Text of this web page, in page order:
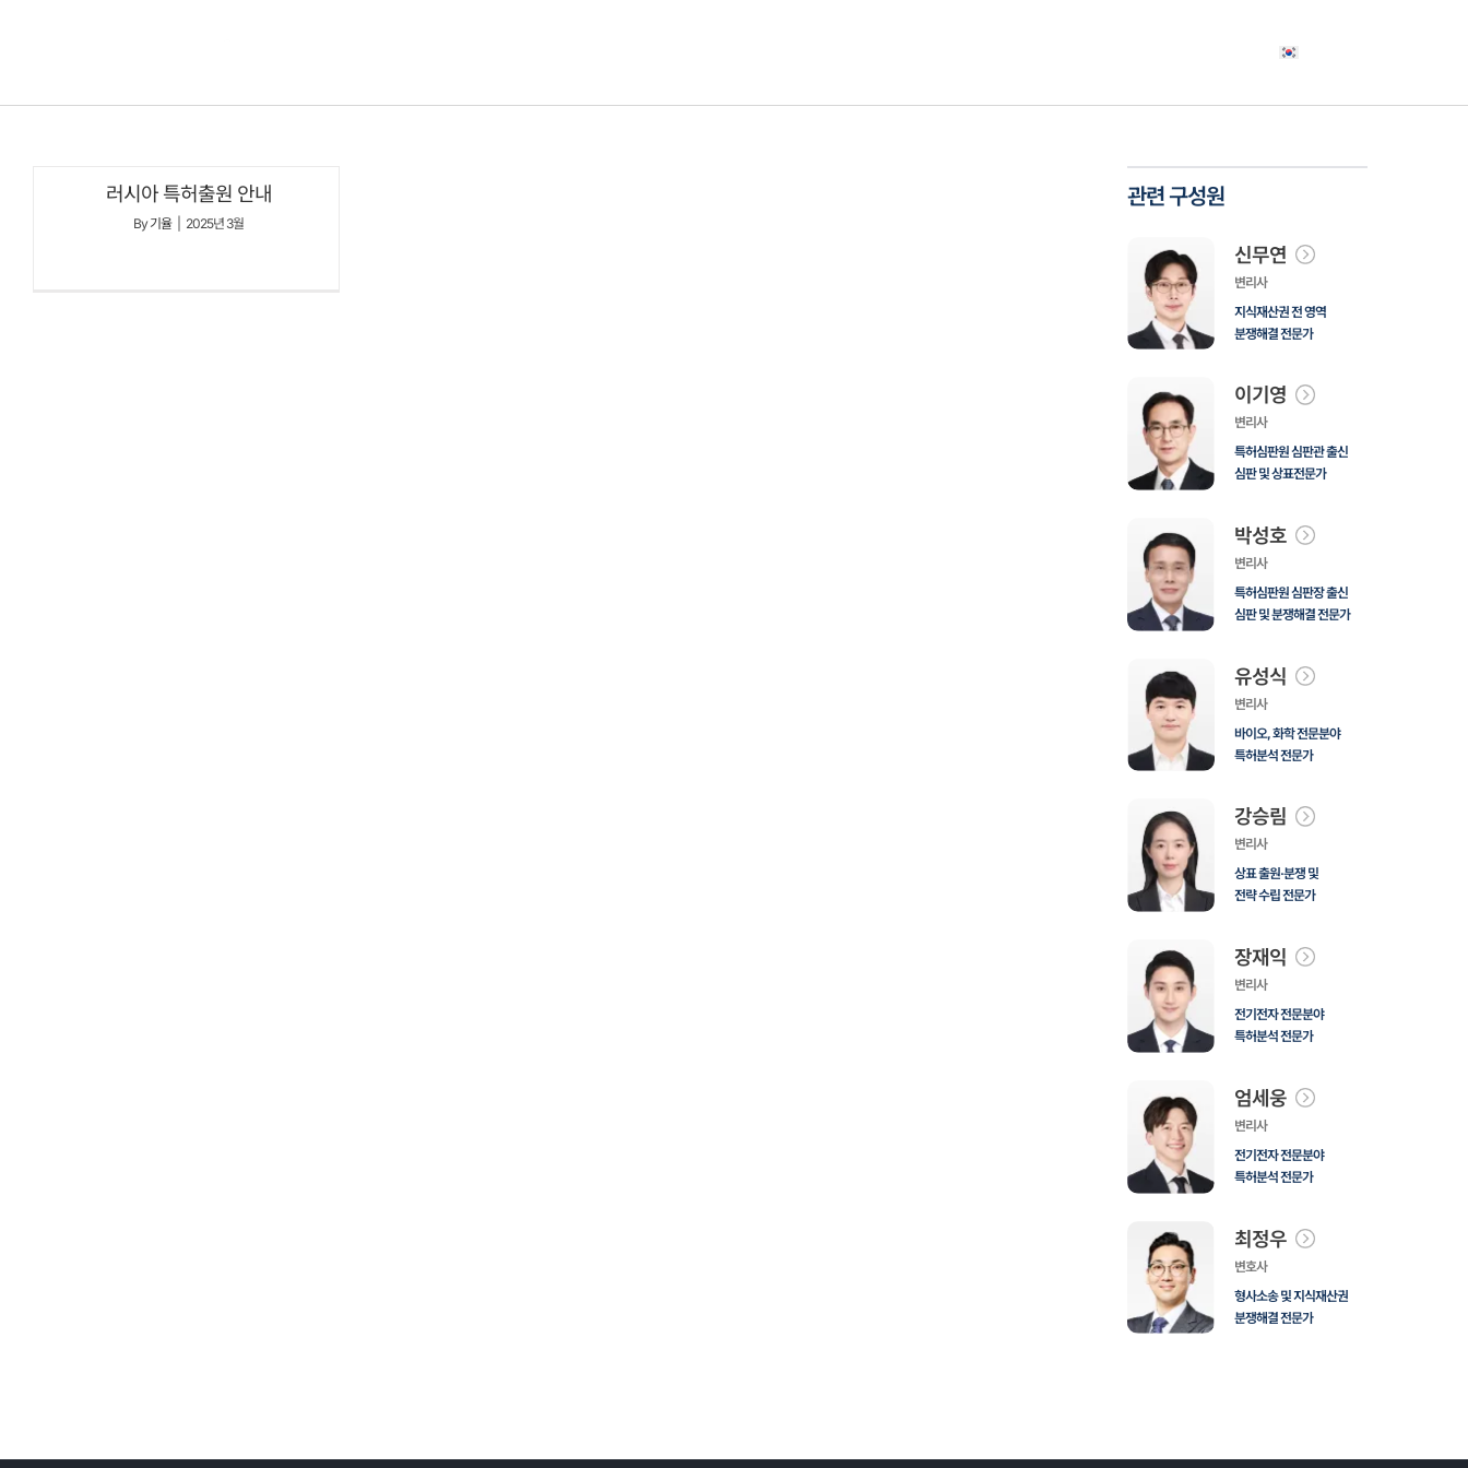
러시아 특허출원 안내
By기율 2025년 3월
관련 구성원
신무연
변리사
지식재산권 전 영역
분쟁해결 전문가
이기영
변리사
특허심판원 심판관 출신
심판 및 상표전문가
박성호
변리사
특허심판원 심판장 출신
심판 및 분쟁해결 전문가
유성식
변리사
바이오, 화학 전문분야
특허분석 전문가
강승림
변리사
상표 출원·분쟁 및
전략 수립 전문가
장재익
변리사
전기전자 전문분야
특허분석 전문가
엄세웅
변리사
전기전자 전문분야
특허분석 전문가
최정우
변호사
형사소송 및 지식재산권
분쟁해결 전문가